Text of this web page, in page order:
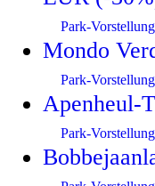
Park-Vorstellung
Mondo
Park-Vorstellung
Apenheul-
Park-Vorstellung